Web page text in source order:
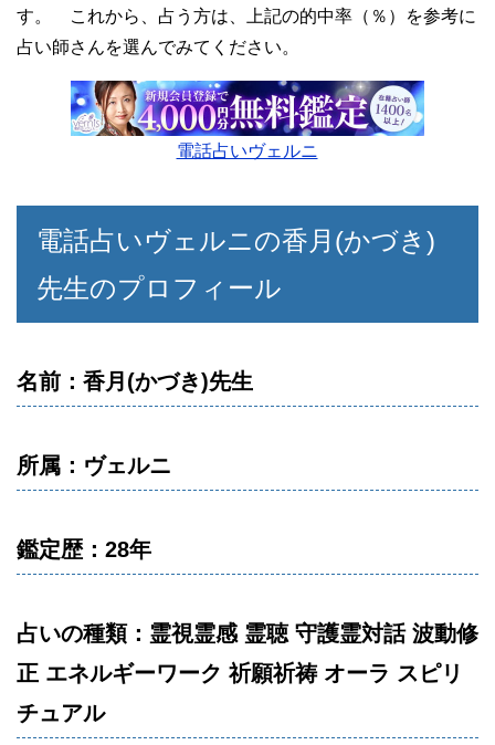
す。 これから、占う方は、上記の的中率（％）を参考に
占い師さんを選んでみてください。
電話占いヴェルニ
電話占いヴェルニの香月(かづき)
先生のプロフィール
名前：香月(かづき)先生
所属：ヴェルニ
鑑定歴：28年
占いの種類：霊視霊感 霊聴 守護霊対話 波動修
正 エネルギーワーク 祈願祈祷 オーラ スピリ
チュアル